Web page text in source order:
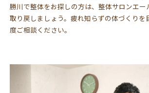
勝川で整体をお探しの方は、整体サロンエー
取り戻しましょう。疲れ知らずの体づくりを
度ご相談ください。